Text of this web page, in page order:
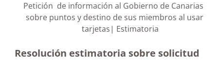
Petición de información al Gobierno de Canarias
sobre puntos y destino de sus miembros al usar
tarjetas| Estimatoria
Resolución estimatoria sobre solicitud